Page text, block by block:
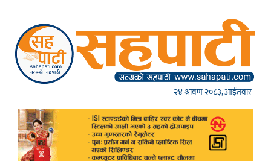
२४ श्रावण २०८३, आईतवार